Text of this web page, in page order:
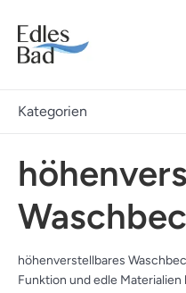
Kategorien
höhenverstellbares
Funktion und edle